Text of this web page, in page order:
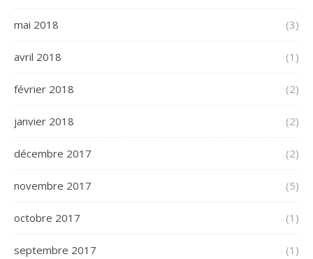
mai 2018 (3)
avril 2018 (1)
février 2018 (2)
janvier 2018 (2)
décembre 2017 (2)
novembre 2017 (5)
octobre 2017 (1)
septembre 2017 (1)